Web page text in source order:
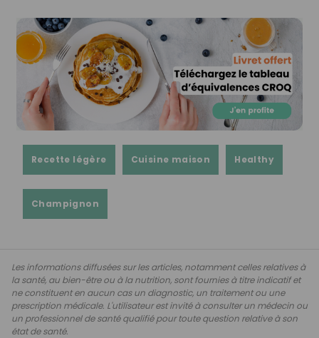
Recette légère Cuisine maison Healthy
Champignon
Les informations diffusées sur les articles, notamment celles relatives à
la santé, au bien-être ou à la nutrition, sont fournies à titre indicatif et
ne constituent en aucun cas un diagnostic, un traitement ou une
prescription médicale. L'utilisateur est invité à consulter un médecin ou
un professionnel de santé qualifié pour toute question relative à son
état de santé.